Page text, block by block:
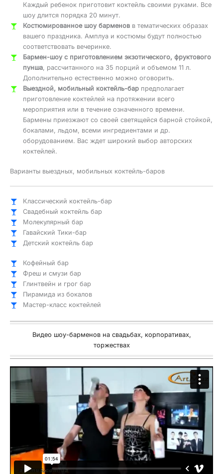
Каждый ребенок приготовит коктейль своими руками. Все
шоу длится порядка 20 минут.
Костюмированное шоу барменовв тематических образах
вашего праздника. Амплуа и костюмы будут полностью
соответствовать вечеринке.
Бармен-шоу с приготовлением экзотического, фруктового
пунша, рассчитанного на 35 порций и объемом 11 л.
Дополнительно естественно можно оговорить.
Выездной, мобильный коктейль-барпредполагает
приготовление коктейлей на протяжении всего
мероприятия или в течение означенного времени.
Бармены приезжают со своей светящейся барной стойкой,
бокалами, льдом, всеми ингредиентами и др.
оборудованием. Вас ждет широкий выбор авторских
коктейлей.
Варианты выездных, мобильных коктейль-баров
Классический коктейль-бар
Свадебный коктейль бар
Молекулярный бар
Гавайский Тики-бар
Детский коктейль бар
Кофейный бар
Фреш и смузи бар
Глинтвейн и грог бар
Пирамида из бокалов
Мастер-класс коктейлей
Видео шоу-барменов на свадьбах, корпоративах,
торжествах